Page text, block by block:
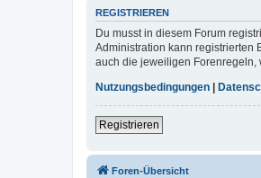
REGISTRIEREN
Du musst in diesem Forum
Administration kann registrierten
auch die jeweiligen Forenregeln,
Nutzungsbedingungen
Registrieren
Foren-Übersicht